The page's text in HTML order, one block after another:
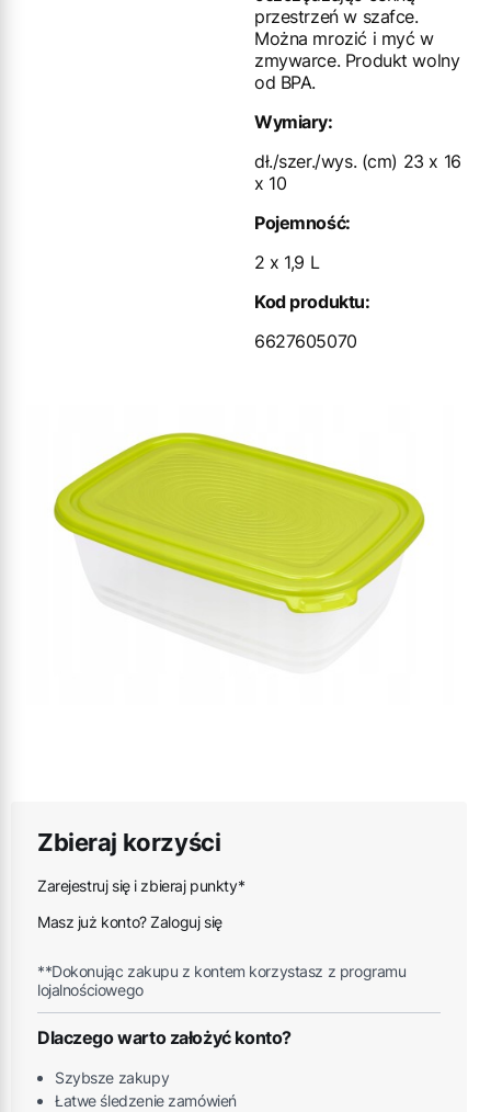
przestrzeń w szafce.
Można mrozić i myć w
zmywarce. Produkt wolny
od BPA.
Wymiary:
dł./szer./wys. (cm) 23 x 16
x 10
Pojemność:
2 x 1,9 L
Kod produktu:
6627605070
Zbieraj korzyści
Zarejestruj się i zbieraj punkty*
Masz już konto? Zaloguj się
**Dokonując zakupu z kontem korzystasz z programu
lojalnościowego
Dlaczego warto założyć konto?
Szybsze zakupy
Łatwe śledzenie zamówień